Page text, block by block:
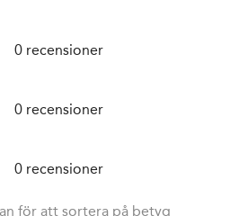
0 recensioner
0 recensioner
0 recensioner
för att sortera på betyg